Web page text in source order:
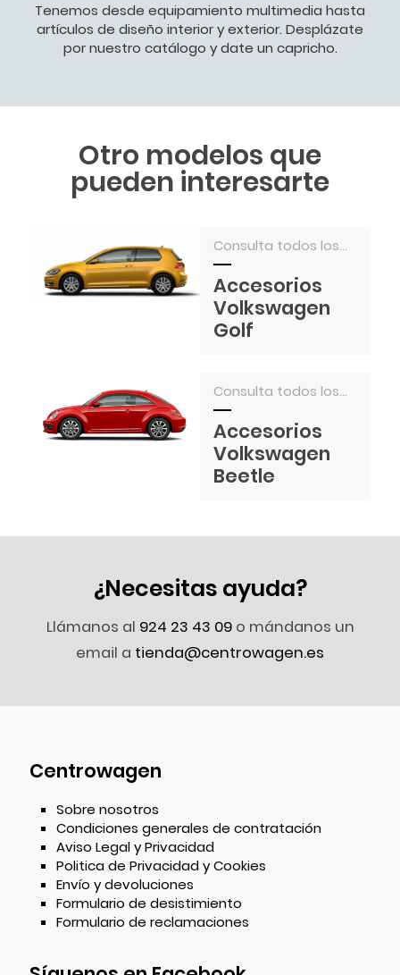
Tenemos desde equipamiento multimedia hasta
artículos de diseño interior y exterior. Desplázate
por nuestro catálogo y date un capricho.
Otro modelos que
pueden interesarte
Consulta todos los...
Accesorios
Volkswagen
Golf
Consulta todos los...
Accesorios
Volkswagen
Beetle
¿Necesitas ayuda?
Llámanos al 924 23 43 09o mándanos un
email a tienda@centrowagen.es
Centrowagen
Sobre nosotros
Condiciones generales de contratación
Aviso Legal y Privacidad
Politica de Privacidad y Cookies
Envío y devoluciones
Formulario de desistimiento
Formulario de reclamaciones